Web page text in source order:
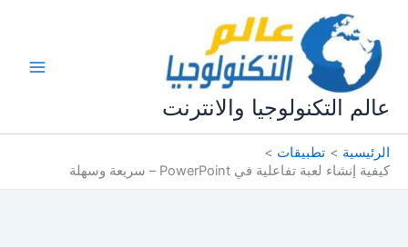
المحتوى
عالم التكنولوجيا والانترنت
الرئيسية
تطبيقات
كيفية إنشاء لعبة تفاعلية في PowerPoint – سريعة وسهلة